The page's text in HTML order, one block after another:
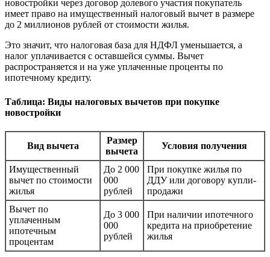
новостройки через договор долевого участия покупатель
имеет право на имущественный налоговый вычет в размере
до 2 миллионов рублей от стоимости жилья.
Это значит, что налоговая база для НДФЛ уменьшается, а
налог уплачивается с оставшейся суммы. Вычет
распространяется и на уже уплаченные проценты по
ипотечному кредиту.
Таблица: Виды налоговых вычетов при покупке
новостройки
Вид вычета
Размер
вычета
Условия получения
Имущественный
вычет по стоимости
жилья
До 2 000
000
рублей
При покупке жилья по
ДДУ или договору купли-
продажи
Вычет по
уплаченным
ипотечным
процентам
До 3 000
000
рублей
При наличии ипотечного
кредита на приобретение
жилья